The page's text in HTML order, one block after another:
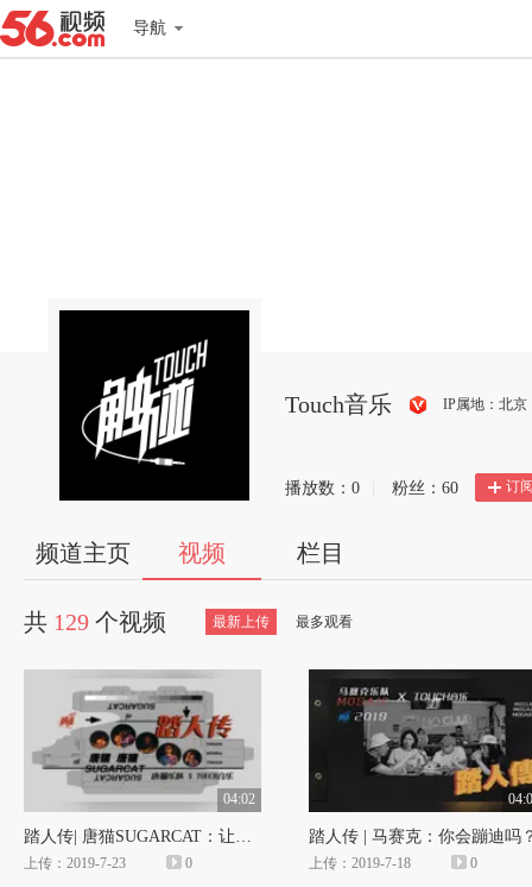
导航
Touch音乐
狐
自
媒
体
IP属地：北京
播放数： 0 粉丝： 60 订
频道主页 视频 栏目
共 129 个视频 最新上传 最多观看
04:02
踏人传| 唐猫SUGARCAT：让我感受这夜晚一起吗
上传：2019-7-23 0
踏人传 | 马赛克：你会蹦迪吗
上传：2019-7-18 0